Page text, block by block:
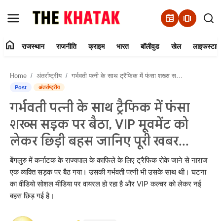
newspaper amp_stories
Contact Us
राजस्थान
राजनीति
क्राइम
भारत
home राजस्थान राजनीति क्राइम भारत बॉलीवुड खेल
Home अंतर्राष्ट्रीय गर्भवती पत्नी के साथ ट्रैफिक में फंसा शख्स सड़क पर बैठा, VIP मूवमेंट को लेकर छिड़ी बहस जानिए पूरी खबर...
Post अंतर्राष्ट्रीय
गर्भवती पत्नी के साथ ट्रैफिक में फंसा
शख्स सड़क पर बैठा, VIP मूवमेंट को
लेकर छिड़ी बहस जानिए पूरी खबर...
बेंगलुरु में कर्नाटक के राज्यपाल के काफिले के लिए ट्रैफिक रोके जाने से नाराज
एक व्यक्ति सड़क पर बैठ गया। उसकी गर्भवती पत्नी भी उसके साथ थी। घटना
का वीडियो सोशल मीडिया पर वायरल हो रहा है और VIP कल्चर को लेकर नई
बहस छिड़ गई है।